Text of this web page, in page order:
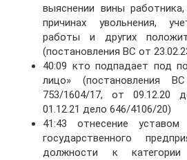
выяснении вины
причинах увольнения,
работы и других
(постановления ВС от
40:09 кто подпадает под
лицо» (постановления
753/1604/17, от 09.12.20
01.12.21 дело 646/4106/20)
41:43 отнесение
государственного
должности к